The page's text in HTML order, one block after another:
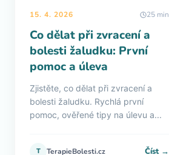
15. 4. 2026 25 min
Co dělat při zvracení a
bolesti žaludku: První
pomoc a úleva
Zjistěte, co dělat při zvracení a
bolesti žaludku. Rychlá první
pomoc, ověřené tipy na úlevu a...
T TerapieBolesti.cz Číst →